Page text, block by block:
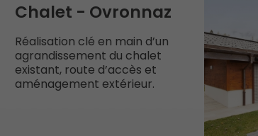
Chalet - Ovronnaz
Réalisation clé en main d’un
agrandissement du chalet
existant, route d’accès et
aménagement extérieur.